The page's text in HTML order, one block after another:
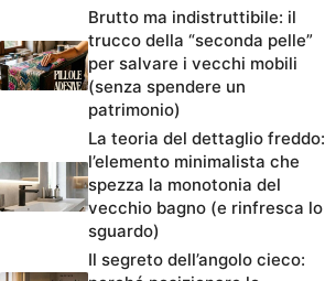
Brutto ma indistruttibile: il
trucco della “seconda pelle”
per salvare i vecchi mobili
(senza spendere un
patrimonio)
La teoria del dettaglio freddo:
l’elemento minimalista che
spezza la monotonia del
vecchio bagno (e rinfresca lo
sguardo)
Il segreto dell’angolo cieco: